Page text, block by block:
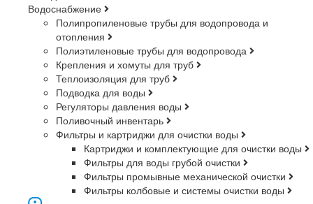
Водоснабжение
Полипропиленовые трубы для водопровода и
отопления
Полиэтиленовые трубы для водопровода
Крепления и хомуты для труб
Теплоизоляция для труб
Подводка для воды
Регуляторы давления воды
Поливочный инвентарь
Фильтры и картриджи для очистки воды
Картриджи и комплектующие для очистки воды
Фильтры для воды грубой очистки
Фильтры промывные механической очистки
Фильтры колбовые и системы очистки воды